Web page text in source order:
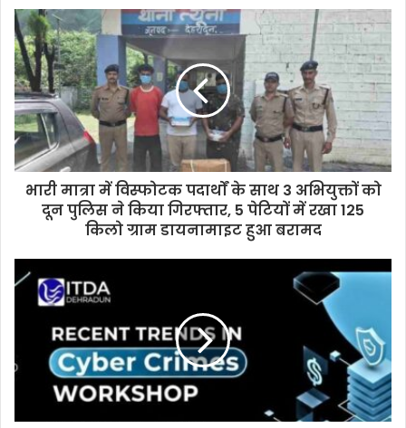
भारी मात्रा में विस्फोटक पदार्थों के साथ 3 अभियुक्तों को
दून पुलिस ने किया गिरफ्तार, 5 पेटियों में रखा 125
किलो ग्राम डायनामाइट हुआ बरामद